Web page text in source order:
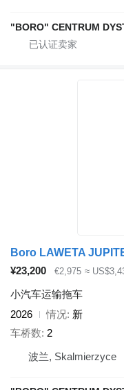
"BORO" CENTRUM
Boro LAWETA
¥23,200
€2,975 ≈
小汽车运输拖车
2026
情况 新
车桥数 2
波兰, Skalmierzyce